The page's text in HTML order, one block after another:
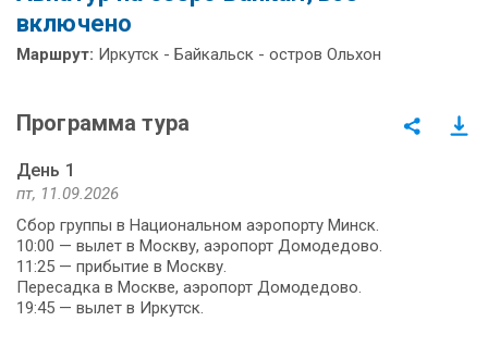
включено
Маршрут: Иркутск - Байкальск - остров Ольхон
Программа тура
День 1
пт, 11.09.2026
Сбор группы в Национальном аэропорту Минск.
10:00 — вылет в Москву, аэропорт Домодедово.
11:25 — прибытие в Москву.
Пересадка в Москве, аэропорт Домодедово.
19:45 — вылет в Иркутск.